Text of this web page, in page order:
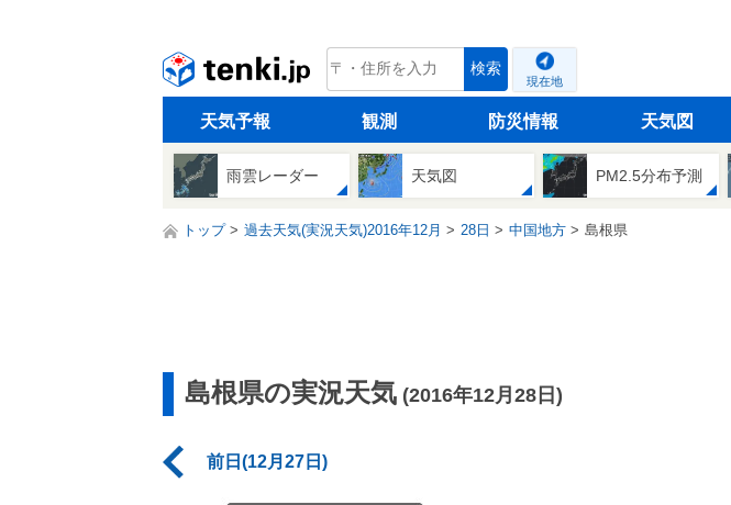
tenki.jp 検索
現在地
天気予報 観測 防災情報 天気図
雨雲レーダー 天気図 PM2.5分布予測
トップ 過去天気(実況天気)2016年12月 28日 中国地方 島根県
島根県の実況天気 (2016年12月28日)
前日(12月27日)